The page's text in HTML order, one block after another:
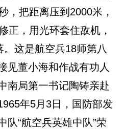
，把距离压到2000米，
正，用光环套住敌机，
这是航空兵18师第八
见董小海和作战有功人
南局第一书记陶铸亲赴
年5月3日，国防部发
队“航空兵英雄中队”荣